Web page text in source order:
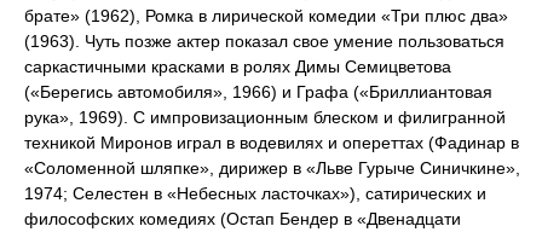
брате» (1962), Ромка в лирической комедии «Три плюс два»
(1963). Чуть позже актер показал свое умение пользоваться
саркастичными красками в ролях Димы Семицветова
(«Берегись автомобиля», 1966) и Графа («Бриллиантовая
рука», 1969). С импровизационным блеском и филигранной
техникой Миронов играл в водевилях и опереттах (Фадинар в
«Соломенной шляпке», дирижер в «Льве Гурыче Синичкине»,
1974; Селестен в «Небесных ласточках»), сатирических и
философских комедиях (Остап Бендер в «Двенадцати